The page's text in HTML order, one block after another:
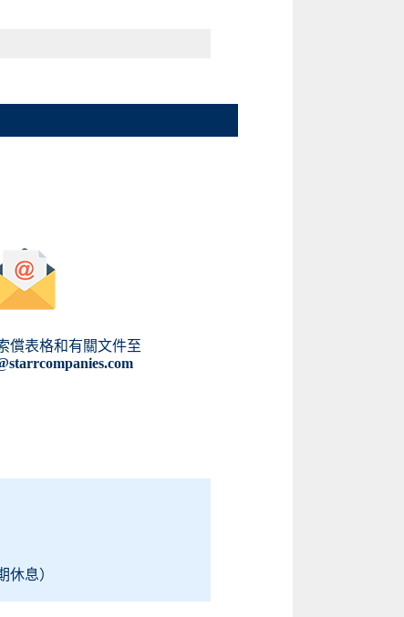
償表格和有關文件至
休息）